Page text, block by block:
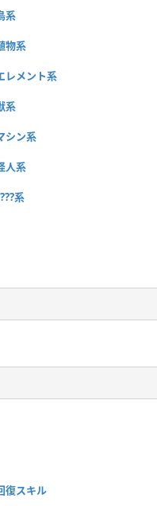
系
物系
レメント系
系
シン系
人系
系
復スキル